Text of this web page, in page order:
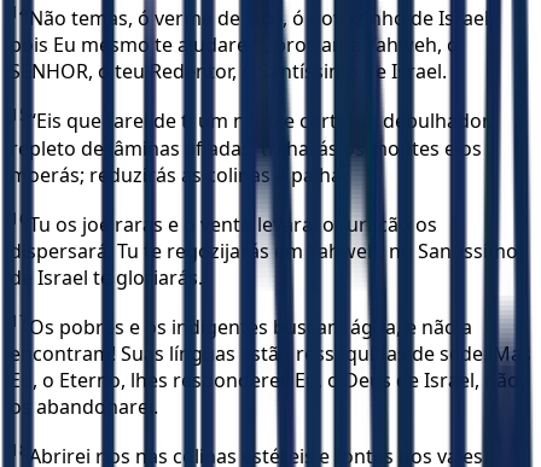
14 Não temas, ó verme de Jacó, ó povozinho de Israel,
pois Eu mesmo te ajudarei!”, proclama Yahweh, o
SENHOR, o teu Redentor, o Santíssimo de Israel.
15 “Eis que farei de ti um novo e cortante debulhador,
repleto de lâminas afiadas; trilharás os montes e os
moerás; reduzirás as colinas a palha.
16 Tu os joeirarás e o vento levará; o furacão os
dispersará. Tu te regozijarás em Yahweh, no Santíssimo
de Israel te gloriarás.
17 Os pobres e os indigentes buscam água, e não a
encontram! Suas línguas estão ressequidas de sede. Mas
Eu, o Eterno, lhes responderei; Eu, o Deus de Israel, não
os abandonarei.
18 Abrirei rios nas colinas estéreis e fontes nos vales.